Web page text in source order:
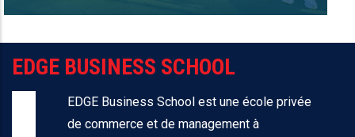
EDGE BUSINESS SCHOOL
EDGE Business School est une école privée
de commerce et de management à